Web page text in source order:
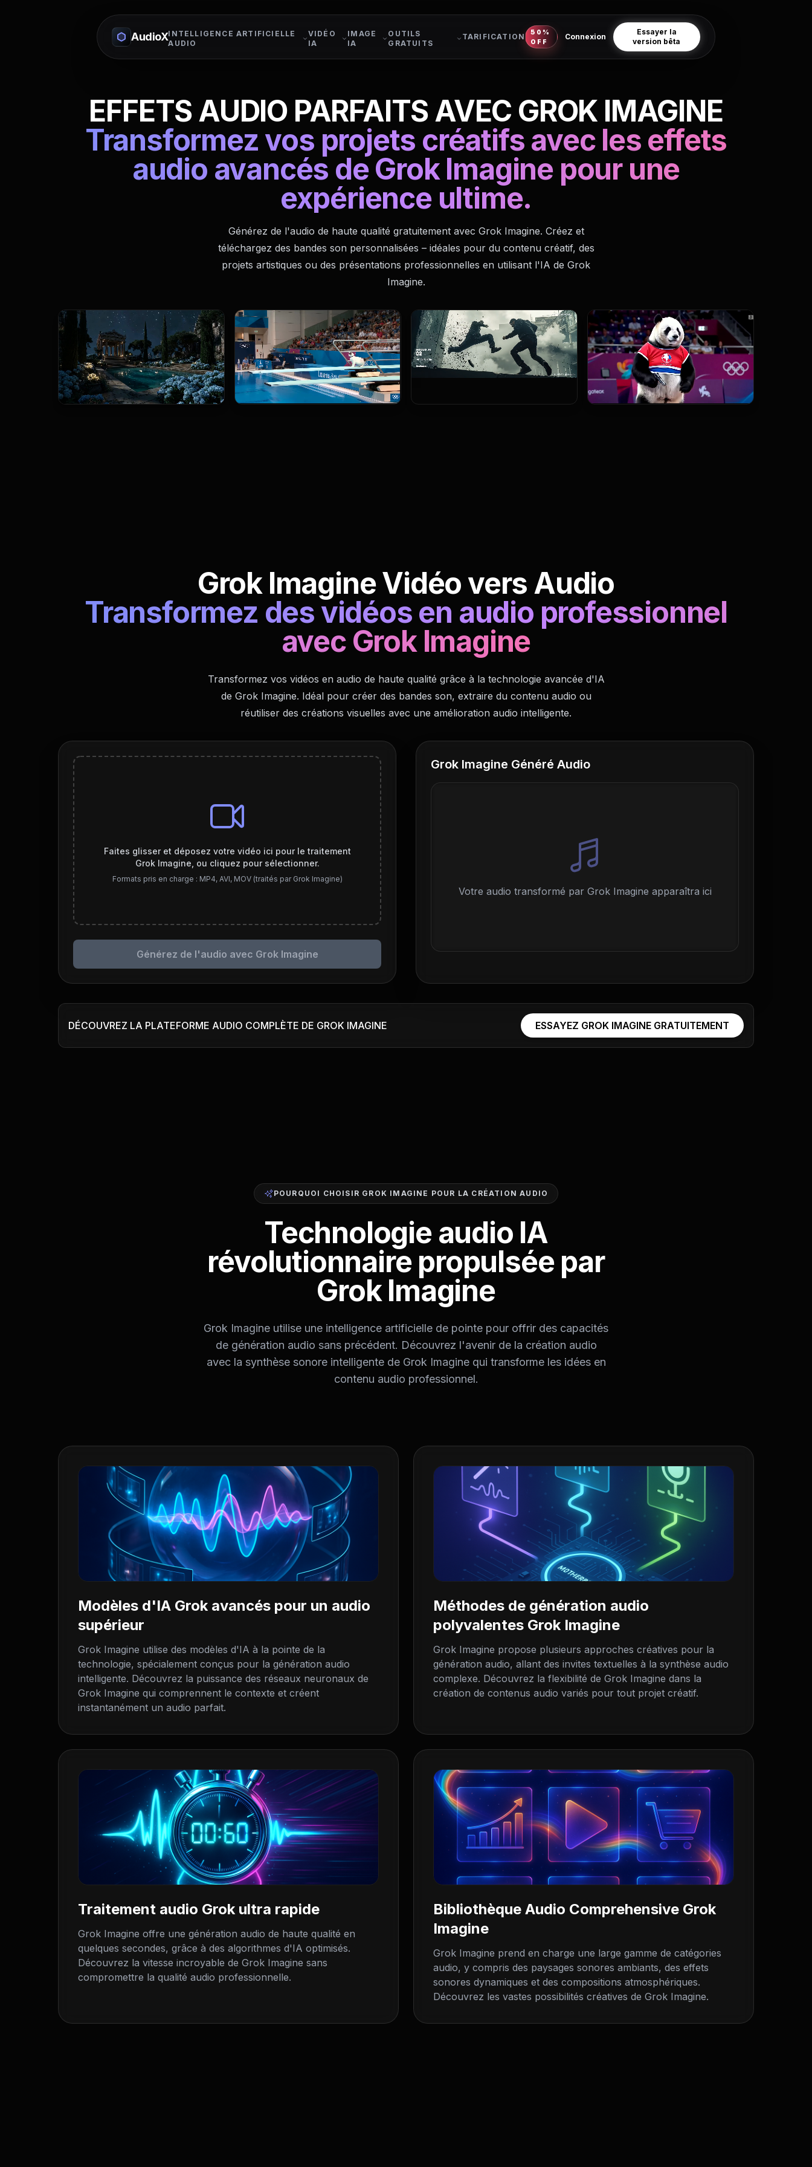
AudioXINTELLIGENCE ARTIFICIELLE
AUDIO
VIDÉO
IA
IMAGE
IA
OUTILS
GRATUITS
TARIFICATION
50%
OFF
Connexion
Essayer la
version bêta
EFFETS AUDIO PARFAITS AVEC GROK IMAGINE
Transformez vos projets créatifs avec les effets
audio avancés de Grok Imagine pour une
expérience ultime.
Générez de l'audio de haute qualité gratuitement avec Grok Imagine. Créez et
téléchargez des bandes son personnalisées – idéales pour du contenu créatif, des
projets artistiques ou des présentations professionnelles en utilisant l'IA de Grok
Imagine.
Grok Imagine Vidéo vers Audio
Transformez des vidéos en audio professionnel
avec Grok Imagine
Transformez vos vidéos en audio de haute qualité grâce à la technologie avancée d'IA
de Grok Imagine. Idéal pour créer des bandes son, extraire du contenu audio ou
réutiliser des créations visuelles avec une amélioration audio intelligente.
Faites glisser et déposez votre vidéo ici pour le traitement
Grok Imagine, ou cliquez pour sélectionner.
Formats pris en charge : MP4, AVI, MOV (traités par Grok Imagine)
Générez de l'audio avec Grok Imagine
Grok Imagine Généré Audio
Votre audio transformé par Grok Imagine apparaîtra ici
DÉCOUVREZ LA PLATEFORME AUDIO COMPLÈTE DE GROK IMAGINE ESSAYEZ GROK IMAGINE GRATUITEMENT
POURQUOI CHOISIR GROK IMAGINE POUR LA CRÉATION AUDIO
Technologie audio IA
révolutionnaire propulsée par
Grok Imagine
Grok Imagine utilise une intelligence artificielle de pointe pour offrir des capacités
de génération audio sans précédent. Découvrez l'avenir de la création audio
avec la synthèse sonore intelligente de Grok Imagine qui transforme les idées en
contenu audio professionnel.
Modèles d'IA Grok avancés pour un audio
supérieur
Grok Imagine utilise des modèles d'IA à la pointe de la
technologie, spécialement conçus pour la génération audio
intelligente. Découvrez la puissance des réseaux neuronaux de
Grok Imagine qui comprennent le contexte et créent
instantanément un audio parfait.
Méthodes de génération audio
polyvalentes Grok Imagine
Grok Imagine propose plusieurs approches créatives pour la
génération audio, allant des invites textuelles à la synthèse audio
complexe. Découvrez la flexibilité de Grok Imagine dans la
création de contenus audio variés pour tout projet créatif.
Traitement audio Grok ultra rapide
Grok Imagine offre une génération audio de haute qualité en
quelques secondes, grâce à des algorithmes d'IA optimisés.
Découvrez la vitesse incroyable de Grok Imagine sans
compromettre la qualité audio professionnelle.
Bibliothèque Audio Comprehensive Grok
Imagine
Grok Imagine prend en charge une large gamme de catégories
audio, y compris des paysages sonores ambiants, des effets
sonores dynamiques et des compositions atmosphériques.
Découvrez les vastes possibilités créatives de Grok Imagine.